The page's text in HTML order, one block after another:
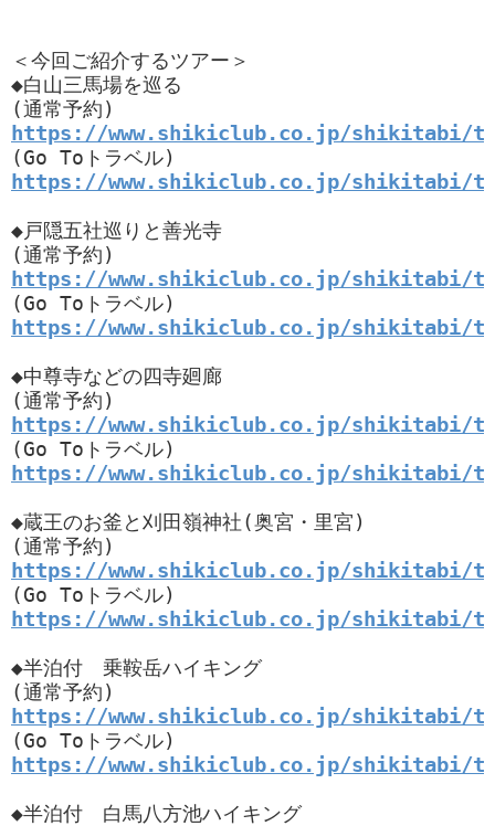
＜今回ご紹介するツアー＞
◆白山三馬場を巡る
https://www.shikiclub.co.jp/shikitabi/
https://www.shikiclub.co.jp/shikitabi/
◆戸隠五社巡りと善光寺
https://www.shikiclub.co.jp/shikitabi/
https://www.shikiclub.co.jp/shikitabi/
◆中尊寺などの四寺廻廊
https://www.shikiclub.co.jp/shikitabi/
https://www.shikiclub.co.jp/shikitabi/
◆蔵王のお釜と刈田嶺神社(奥宮・里宮)
https://www.shikiclub.co.jp/shikitabi/
https://www.shikiclub.co.jp/shikitabi/
◆半泊付　乗鞍岳ハイキング
https://www.shikiclub.co.jp/shikitabi/
https://www.shikiclub.co.jp/shikitabi/
◆半泊付　白馬八方池ハイキング